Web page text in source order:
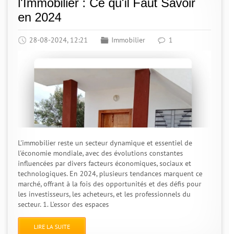
l'Immobilier : Ce qu'il Faut Savoir
en 2024
28-08-2024, 12:21 Immobilier 1
L'immobilier reste un secteur dynamique et essentiel de
l'économie mondiale, avec des évolutions constantes
influencées par divers facteurs économiques, sociaux et
technologiques. En 2024, plusieurs tendances marquent ce
marché, offrant à la fois des opportunités et des défis pour
les investisseurs, les acheteurs, et les professionnels du
secteur. 1. L'essor des espaces
LIRE LA SUITE